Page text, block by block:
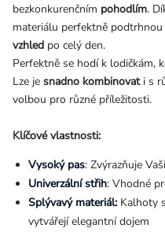
bezkonkurenčním pohodlím.
materiálu perfektně
vzhled po celý den.
Perfektně se hodí k lodičkám,
Lze je snadno kombinovati s
volbou pro různé příležitosti.
Klíčové vlastnosti:
Vysoký pas: Zvýrazňuje
Univerzální střih: Vhodné
Splývavý materiál: Kalhoty
vytvářejí elegantní dojem